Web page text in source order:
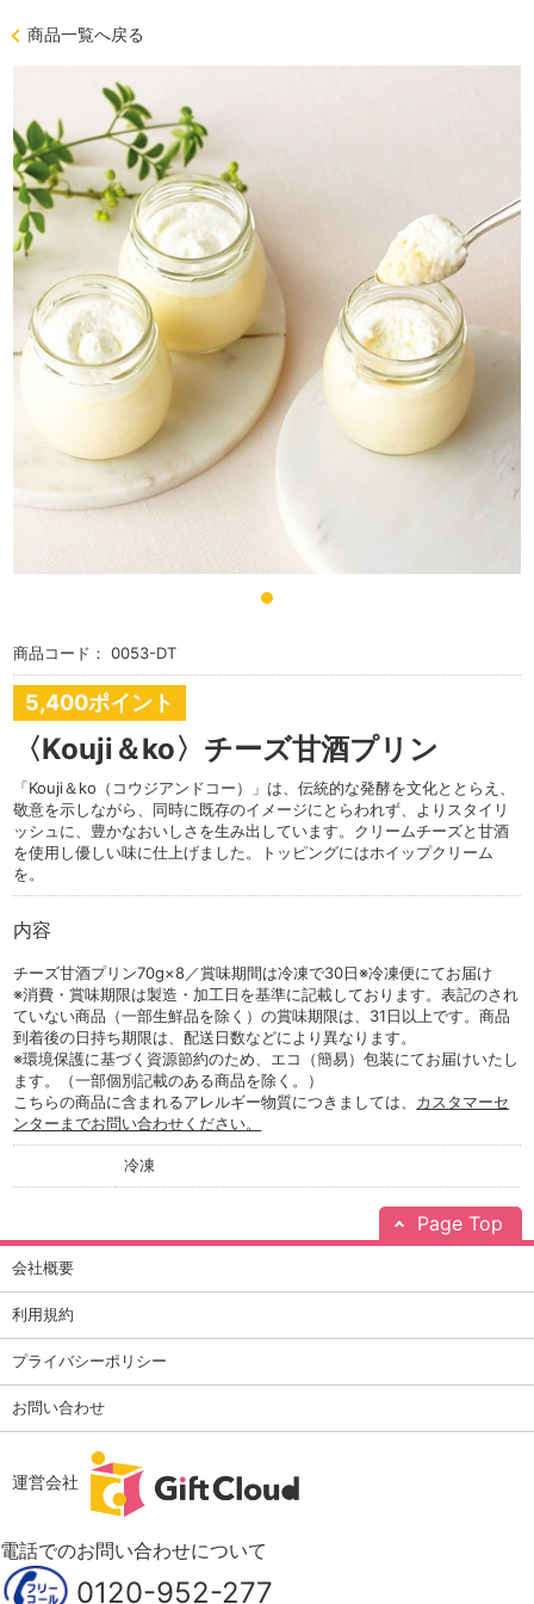
商品一覧へ戻る
商品コード： 0053-DT
5,400ポイント
〈Kouji＆ko〉チーズ甘酒プリン
「Kouji＆ko（コウジアンドコー）」は、伝統的な発酵を文化ととらえ、
敬意を示しながら、同時に既存のイメージにとらわれず、よりスタイリ
ッシュに、豊かなおいしさを生み出しています。クリームチーズと甘酒
を使用し優しい味に仕上げました。トッピングにはホイップクリーム
を。
内容
チーズ甘酒プリン70g×8／賞味期間は冷凍で30日※冷凍便にてお届け
※消費・賞味期限は製造・加工日を基準に記載しております。表記のされ
ていない商品（一部生鮮品を除く）の賞味期限は、31日以上です。商品
到着後の日持ち期限は、配送日数などにより異なります。
※環境保護に基づく資源節約のため、エコ（簡易）包装にてお届けいたし
ます。（一部個別記載のある商品を除く。）
こちらの商品に含まれるアレルギー物質につきましては、 カスタマーセ
ンターまでお問い合わせください。
冷凍
Page Top
会社概要
利用規約
プライバシーポリシー
お問い合わせ
運営会社
電話でのお問い合わせについて
0120-952-277